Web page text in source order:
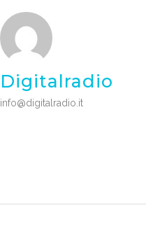
Digitalradio
info@digitalradio.it